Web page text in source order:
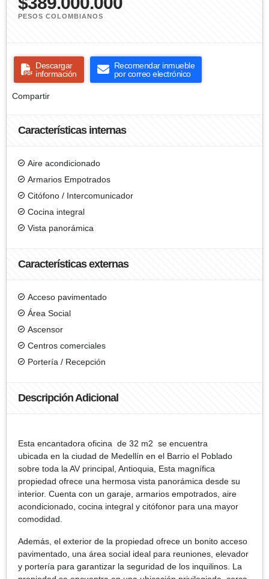
PESOS COLOMBIANOS
Descargar
información
Recomendar inmueble
por correo electrónico
Compartir
Características internas
Aire acondicionado
Armarios Empotrados
Citófono / Intercomunicador
Cocina integral
Vista panorámica
Características externas
Acceso pavimentado
Área Social
Ascensor
Centros comerciales
Portería / Recepción
Descripción Adicional
Esta encantadora oficina de 32 m2 se encuentra
ubicada en la ciudad de Medellín en el Barrio el Poblado
sobre toda la AV principal, Antioquia, Esta magnífica
propiedad ofrece una hermosa vista panorámica desde su
interior. Cuenta con un garaje, armarios empotrados, aire
acondicionado, cocina integral y citófonor para una mayor
comodidad.
Además, el exterior de la propiedad ofrece un bonito acceso
pavimentado, una área social ideal para reuniones, elevador
y portería para garantizar la seguridad de los inquilinos. La